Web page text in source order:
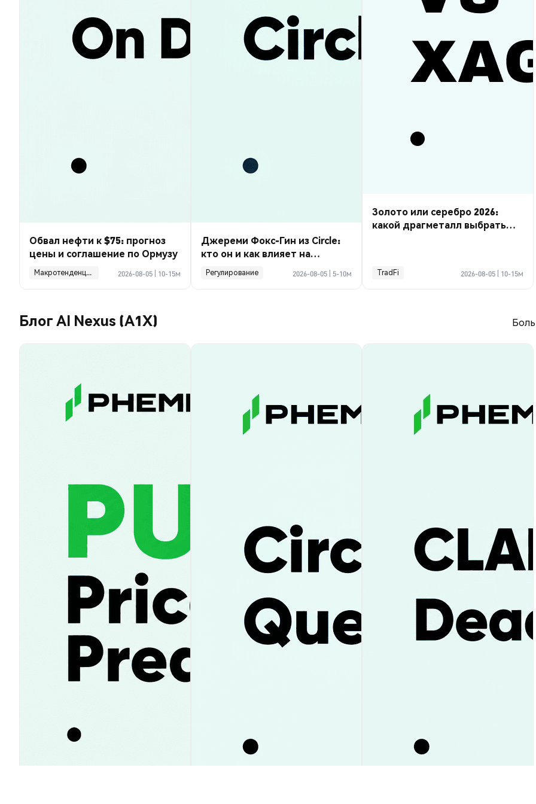
Обвал нефти к $75: прогноз
цены и соглашение по Ормузу
Макротенденции 2026-08-05 10-15м
Джереми Фокс-Гин из Circle:
кто он и как влияет на
финансы компании?
Регулирование 2026-08-05 5-10м
Золото или серебро 2026:
какой драгметалл выбрать
TradFi 2026-08-05 10-15м
Блог AI Nexus (A1X)